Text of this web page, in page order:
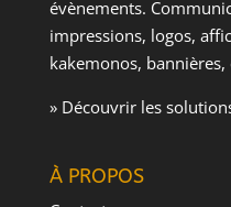
évènements.
impressions, logos,
kakemonos, bannières,
» Découvrir les
À PROPOS